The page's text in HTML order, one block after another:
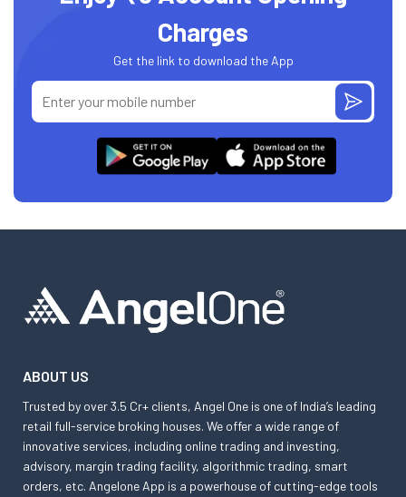
Charges
Get the link to download the App
ABOUT US
Trusted by over 3.5 Cr+ clients, Angel One is one of India’s leading
retail full-service broking houses. We offer a wide range of
innovative services, including online trading and investing,
advisory, margin trading facility, algorithmic trading, smart
orders, etc. Angelone App is a powerhouse of cutting-edge tools